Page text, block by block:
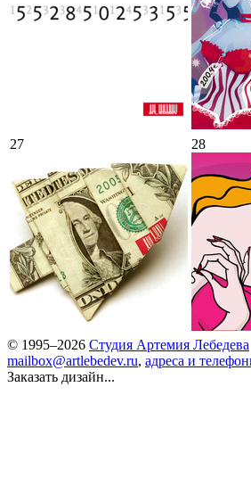
27 28
© 1995–2026 Студия Артемия Лебедева
mailbox@artlebedev.ru, адреса и
Заказать дизайн...